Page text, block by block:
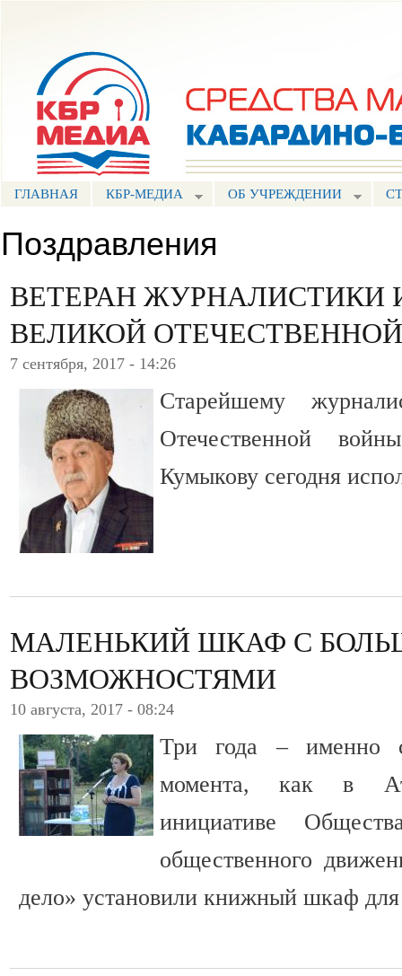
ГЛАВНАЯ КБР-МЕДИА ОБ УЧРЕЖДЕНИИ
Поздравления
ВЕТЕРАН ЖУРНАЛИСТИКИ
ВЕЛИКОЙ
7 сентября, 2017 - 14:26
Старейшему
Отечественной
Кумыкову сегодня
МАЛЕНЬКИЙ ШКАФ С
ВОЗМОЖНОСТЯМИ
10 августа, 2017 - 08:24
Три года – именно
момента, как в
инициативе
общественного
дело» установили книжный шкаф для